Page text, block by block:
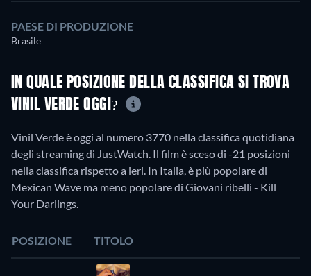
PAESE DI PRODUZIONE
Brasile
IN QUALE POSIZIONE DELLA CLASSIFICA SI TROVA
VINIL VERDE OGGI?
Vinil Verde è oggi al numero 3770 nella classifica quotidiana
degli streaming di JustWatch. Il film è sceso di -21 posizioni
nella classifica rispetto a ieri. In Italia, è più popolare di
Mexican Wave ma meno popolare di Giovani ribelli - Kill
Your Darlings.
POSIZIONE TITOLO